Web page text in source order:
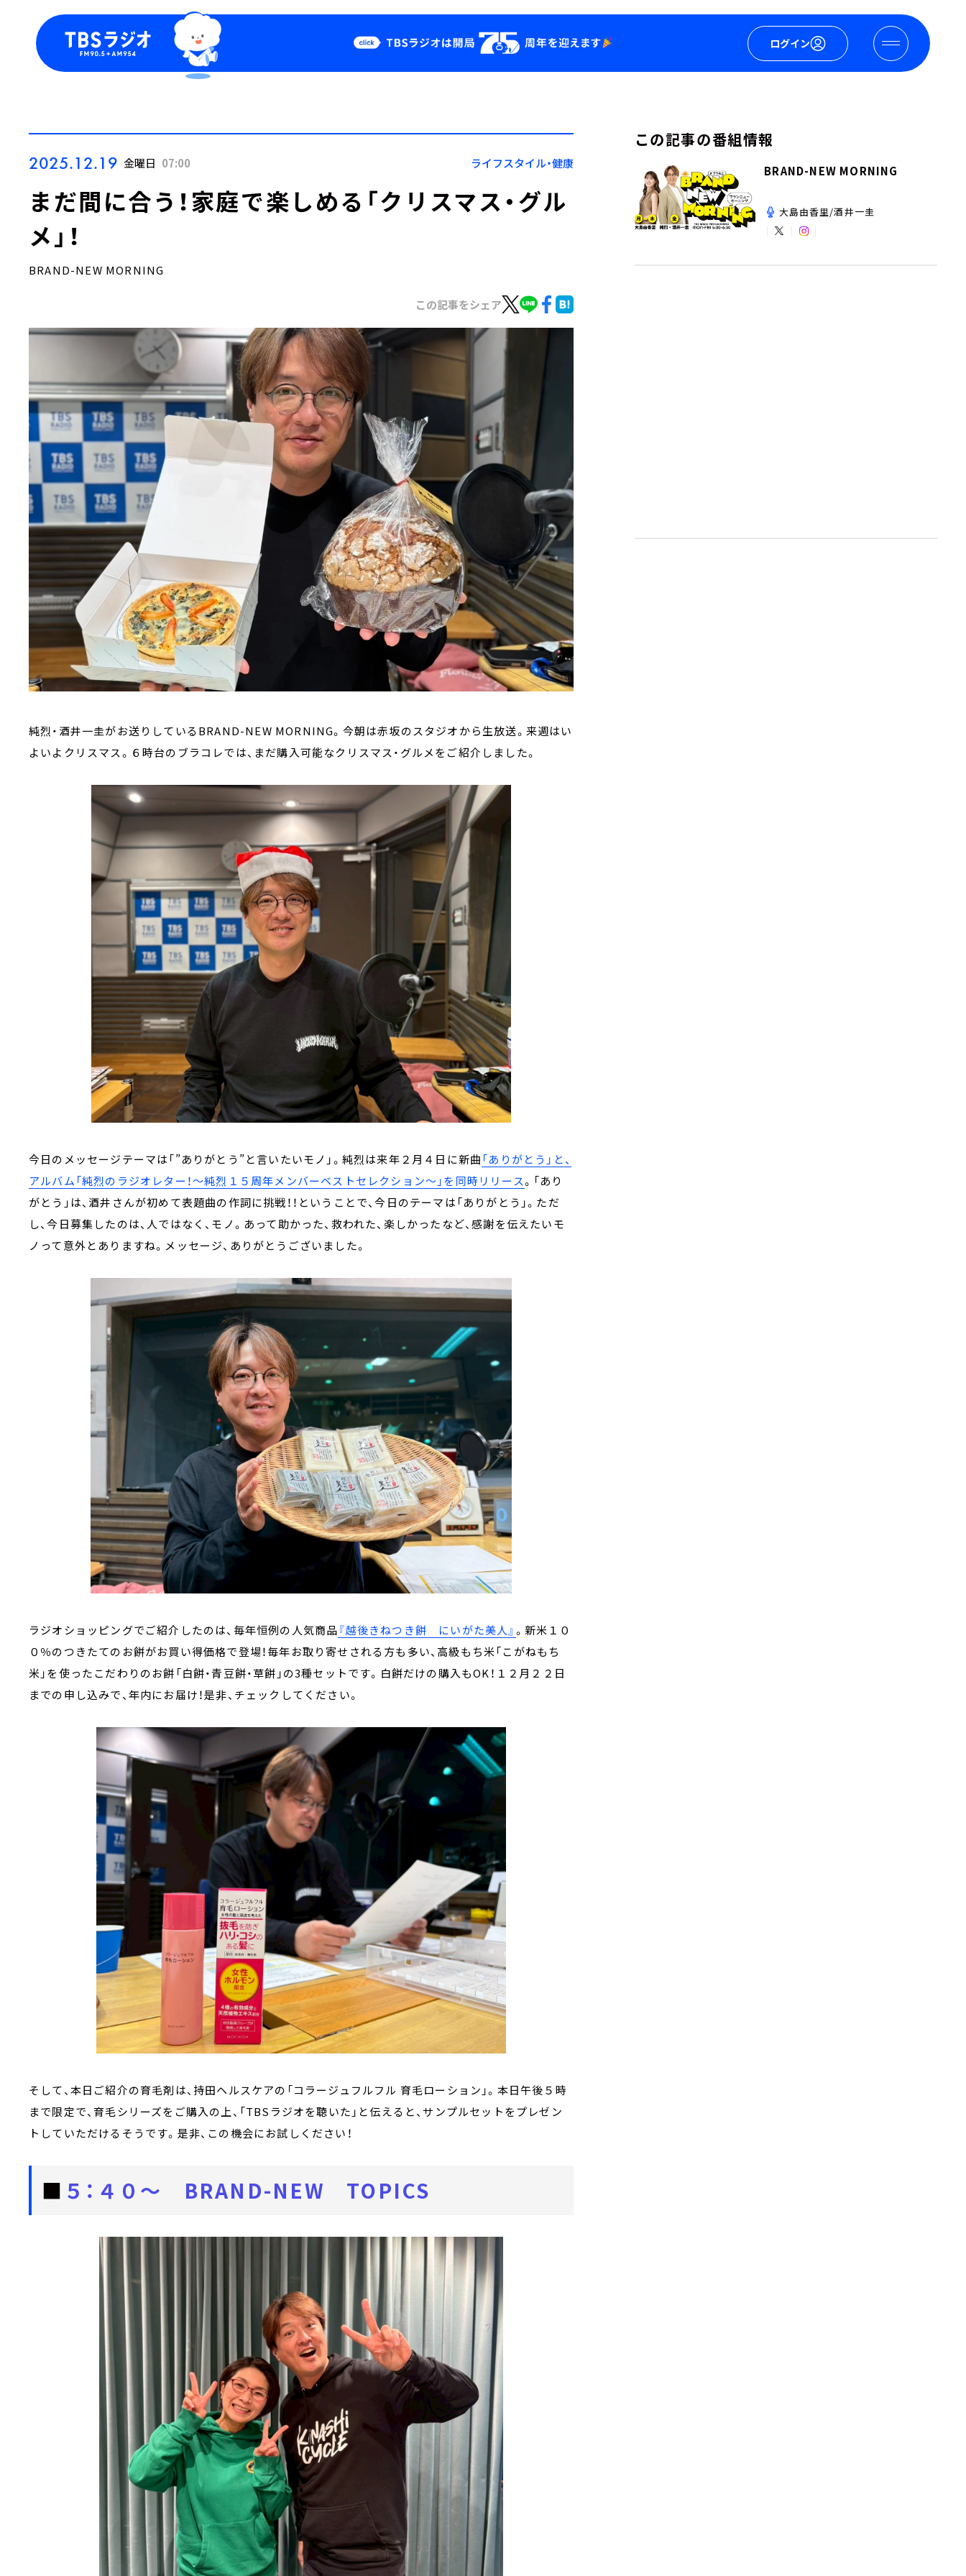
ログイン
Podcast
YouTube
会社情報
2025.12.19 金曜日 07:00 ライフスタイル・健康
まだ間に合う！家庭で楽しめる「クリスマス・グル
メ」！
BRAND-NEW MORNING
この記事をシェア
純烈・酒井一圭がお送りしているBRAND-NEW MORNING。今朝は赤坂のスタジオから生放送。来週はい
よいよクリスマス。６時台のブラコレでは、まだ購入可能なクリスマス・グルメをご紹介しました。
今日のメッセージテーマは「”ありがとう”と言いたいモノ」。純烈は来年２月４日に新曲 「ありがとう」と、
アルバム「純烈のラジオレター！～純烈１５周年メンバーベストセレクション～」を同時リリース。「あり
がとう」は、酒井さんが初めて表題曲の作詞に挑戦！！ということで、今日のテーマは「ありがとう」。ただ
し、今日募集したのは、人ではなく、モノ。あって助かった、救われた、楽しかったなど、感謝を伝えたいモ
ノって意外とありますね。メッセージ、ありがとうございました。
ラジオショッピングでご紹介したのは、毎年恒例の人気商品『越後きねつき餅 にいがた美人』 。新米１０
０％のつきたてのお餅がお買い得価格で登場！毎年お取り寄せされる方も多い、高級もち米「こがねもち
米」を使ったこだわりのお餅「白餅・青豆餅・草餅」の3種セットです。白餅だけの購入もOK！１２月２２日
までの申し込みで、年内にお届け！是非、チェックしてください。
そして、本日ご紹介の育毛剤は、持田ヘルスケアの「コラージュフルフル 育毛ローション」。本日午後５時
まで限定で、育毛シリーズをご購入の上、「TBSラジオを聴いた」と伝えると、サンプルセットをプレゼン
トしていただけるそうです。是非、この機会にお試しください！
■ ５：４０～ BRAND-NEW TOPICS
この記事の番組情報
BRAND-NEW MORNING
大島由香里/酒井一圭